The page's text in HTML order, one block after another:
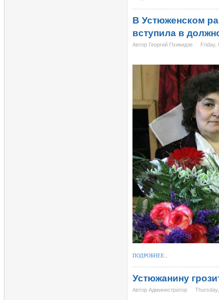
В Устюженском
вступила в
Автор Георгий Пхикидзе Friday,
ПОДРОБНЕЕ...
Устюжанину
Автор Администратор